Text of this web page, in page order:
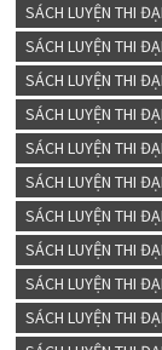
SÁCH LUYỆN THI
SÁCH LUYỆN THI
SÁCH LUYỆN THI
SÁCH LUYỆN THI
SÁCH LUYỆN THI
SÁCH LUYỆN THI
SÁCH LUYỆN THI
SÁCH LUYỆN THI
SÁCH LUYỆN THI
SÁCH LUYỆN THI